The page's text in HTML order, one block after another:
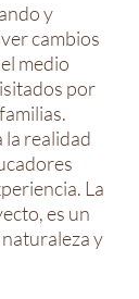
y
cambios
medio
por
la realidad
La
es un
y